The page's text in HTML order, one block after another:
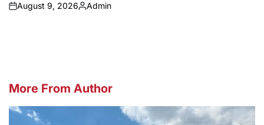
on
August 9, 2026
Posted
Admin
More From Author